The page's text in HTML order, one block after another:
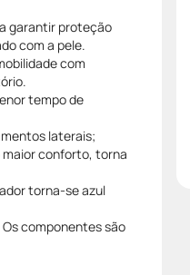
garantir proteção
com a pele.
com
tempo de
laterais;
conforto, torna
torna-se azul
componentes são